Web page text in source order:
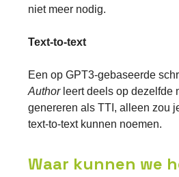
niet meer nodig.
Text-to-text
Een op GPT3-gebaseerde
Authorleert deels op dezelfde
genereren als TTI, alleen zou
text-to-text kunnen noemen.
Waar kunnen we